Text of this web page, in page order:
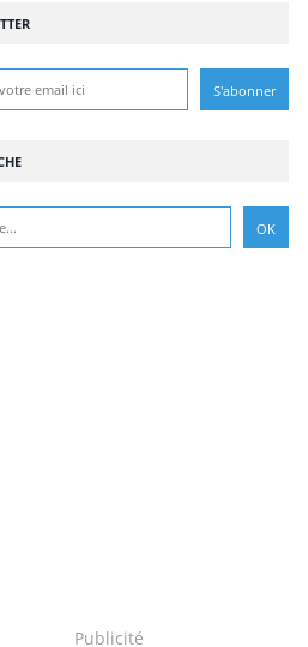
Publicité